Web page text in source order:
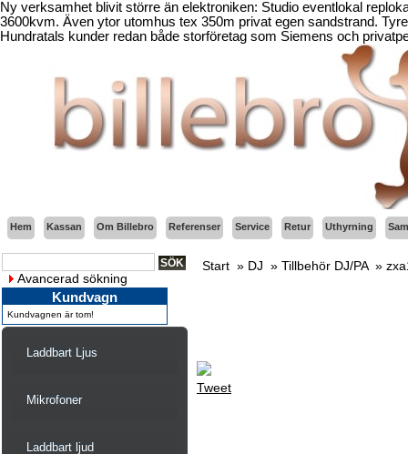
Ny verksamhet blivit större än elektroniken: Studio eventlokal
3600kvm. Även ytor utomhus tex 350m privat egen sandstrand.
Hundratals kunder redan både storföretag som Siemens och
Hem Kassan Om Billebro Referenser Service Retur Uthyrning
Avancerad sökning
Kundvagn
Kundvagnen är tom!
Laddbart Ljus
Mikrofoner
Laddbart ljud
Start » DJ » Tillbehör DJ/PA»
Tweet